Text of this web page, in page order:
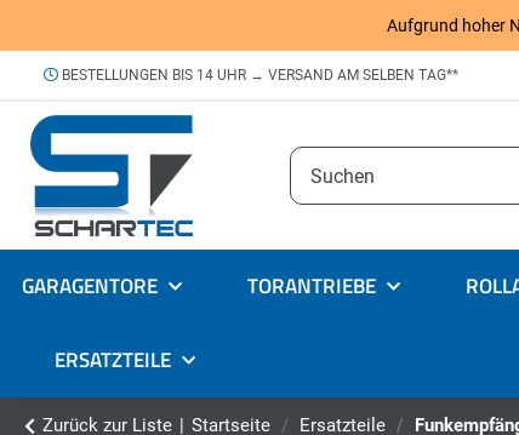
Aufgrund hoher
BESTELLUNGEN BIS 14 UHR → VERSAND AM SELBEN TAG**
GARAGENTORE TORANTRIEBE
ERSATZTEILE
Zurück zur Liste Startseite Ersatzteile